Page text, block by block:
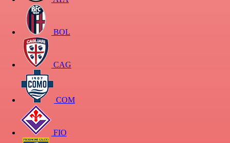
BOL
CAG
COM
FIO